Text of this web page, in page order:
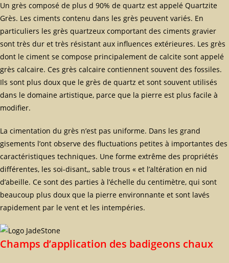
Un grès composé de plus d 90% de quartz est appelé Quartzite
Grès. Les ciments contenu dans les grès peuvent variés. En
particuliers les grès quartzeux comportant des ciments gravier
sont très dur et très résistant aux influences extérieures. Les grès
dont le ciment se compose principalement de calcite sont appelé
grès calcaire. Ces grès calcaire contiennent souvent des fossiles.
Ils sont plus doux que le grès de quartz et sont souvent utilisés
dans le domaine artistique, parce que la pierre est plus facile à
modifier.
La cimentation du grès n’est pas uniforme. Dans les grand
gisements l’ont observe des fluctuations petites à importantes des
caractéristiques techniques. Une forme extrême des propriétés
différentes, les soi-disant,, sable trous « et l’altération en nid
d’abeille. Ce sont des parties à l’échelle du centimètre, qui sont
beaucoup plus doux que la pierre environnante et sont lavés
rapidement par le vent et les intempéries.
Champs d’application des badigeons chaux